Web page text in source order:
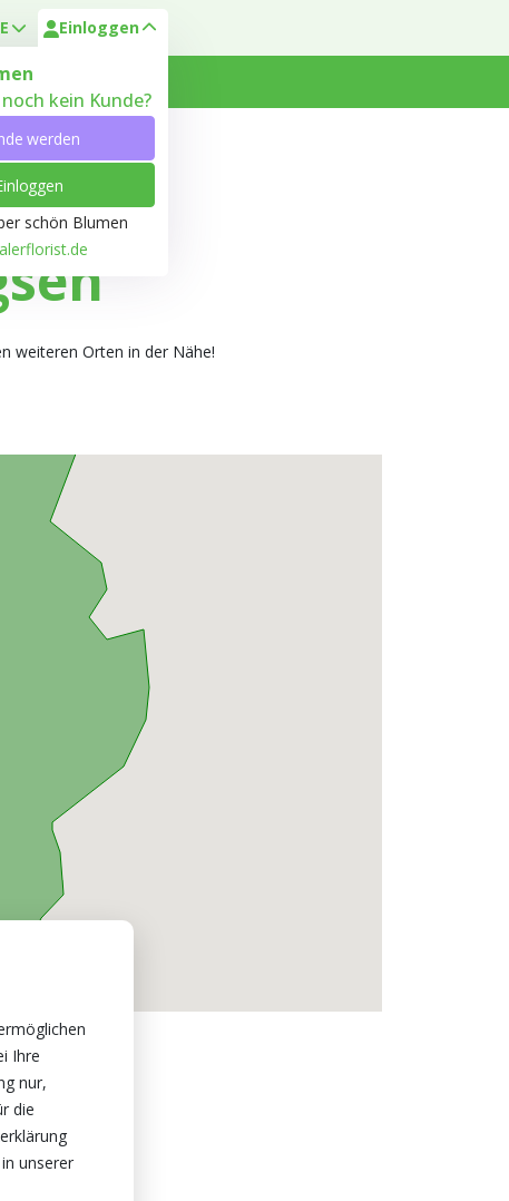
Einloggen
kein Kunde?
werden
schön Blumen
Heyl Kundenservice
weiteren Orten in der Nähe!
Ihre
nur,
die
unserer